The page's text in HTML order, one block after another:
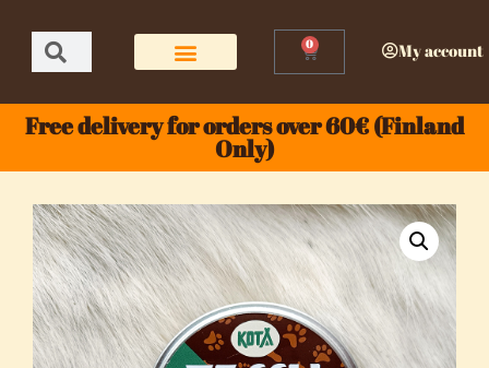
0 My account
Free delivery for orders over 60€ (Finland
Only)